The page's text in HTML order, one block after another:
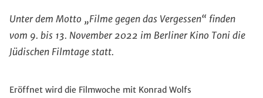
Unter dem Motto „Filme gegen das Vergessen“ finden
vom 9. bis 13. November 2022 im Berliner Kino Toni die
Jüdischen Filmtage statt.
Eröffnet wird die Filmwoche mit Konrad Wolfs